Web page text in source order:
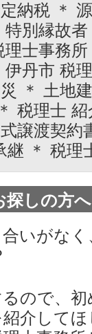
納税 ＊
別縁故
士事務
丹市 税
＊ 土地
税理士
譲渡契約
継 ＊ 税理
探しの方へ
いがな
るので、
介して